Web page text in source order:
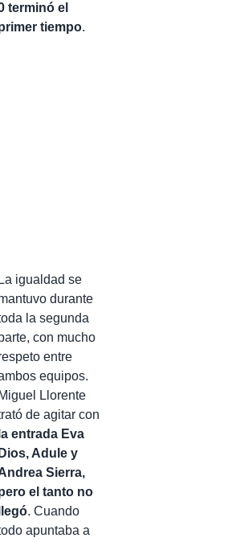
terminó el
tiempo.
La igualdad se
durante
la segunda
con mucho
entre
equipos.
Miguel Llorente
de agitar con
la entrada Eva
Dios, Adule y
Sierra,
el tanto no
llegó. Cuando
apuntaba a